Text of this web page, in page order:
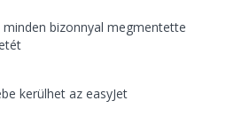
minden bizonnyal megmentette
kerülhet az easyJet